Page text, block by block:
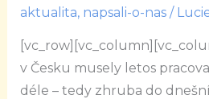
aktualita, napsali-o-nas/
v Česku musely letos
déle – tedy zhruba do
dva
déle,